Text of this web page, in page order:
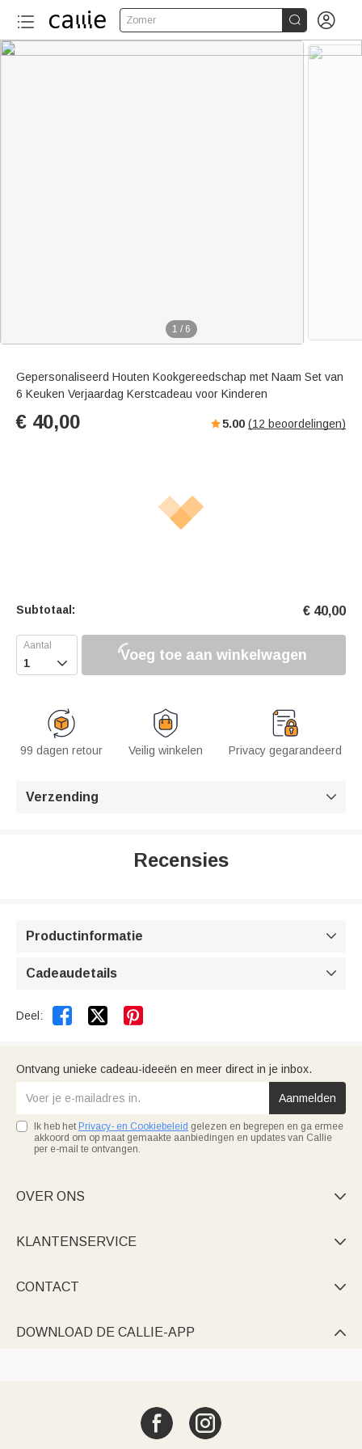
Zomer  
1 / 6
Gepersonaliseerd Houten Kookgereedschap met Naam Set van
6 Keuken Verjaardag Kerstcadeau voor Kinderen
€ 40,00 5.00 (12 beoordelingen)
Subtotaal: € 40,00
 Voeg toe aan winkelwagen
99 dagen retour Veilig winkelen Privacy gegarandeerd
Verzending 
Recensies
Productinformatie 
Cadeaudetails 
Deel:  
Ontvang unieke cadeau-ideeën en meer direct in je inbox.
Aanmelden
Ik heb het Privacy- en Cookiebeleid gelezen en begrepen en ga ermee
akkoord om op maat gemaakte aanbiedingen en updates van Callie
per e-mail te ontvangen.
OVER ONS 
KLANTENSERVICE 
CONTACT 
DOWNLOAD DE CALLIE-APP 